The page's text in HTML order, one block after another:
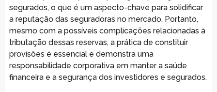
segurados, o que é um aspecto-chave para solidificar
a reputação das seguradoras no mercado. Portanto,
mesmo com a possíveis complicações relacionadas à
tributação dessas reservas, a prática de constituir
provisões é essencial e demonstra uma
responsabilidade corporativa em manter a saúde
financeira e a segurança dos investidores e segurados.